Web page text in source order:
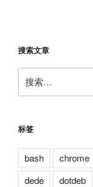
搜索文章
索：
标签
bash chrome
dede
dotdeb